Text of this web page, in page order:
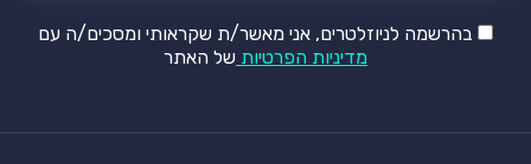
בהרשמה לניוזלטרים, אני מאשר/ת שקראותי ומסכים/ה עם
מדיניות הפרטיות של האתר